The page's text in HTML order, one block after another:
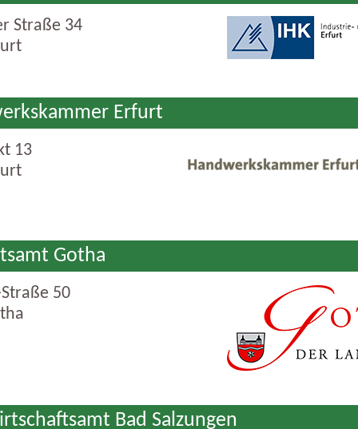
Straße 34
Erfurt
13
Gotha
50
Bad Salzungen